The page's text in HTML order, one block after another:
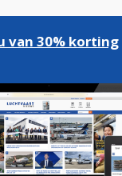
van 30% korting